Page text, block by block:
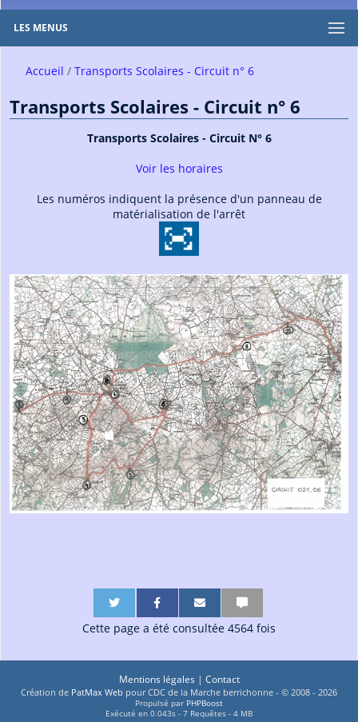
LES MENUS
Accueil Transports Scolaires - Circuit n° 6
Transports Scolaires - Circuit n° 6
Transports Scolaires - Circuit N° 6
Voir les horaires
Les numéros indiquent la présence d'un panneau de
matérialisation de l'arrêt
a
r
a
g
e
a
r
a
g
e
r
a
r
a
g
e
r
a
r
a
g
e
r
a
r
a
e
r
a
r
a
e
r
Cette page a été consultée 4564 fois
Mentions légales | Contact
Création de PatMax Web pour CDC de la Marche berrichonne - © 2008 - 2026
Propulsé par PHPBoost
Exécuté en 0.043s - 7 Requêtes - 4 MB